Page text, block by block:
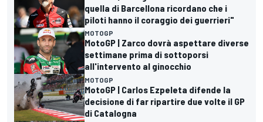
quella di Barcellona ricordano che i
piloti hanno il coraggio dei guerrieri"
MOTOGP
MotoGP | Zarco dovrà aspettare diverse
settimane prima di sottoporsi
all'intervento al ginocchio
MOTOGP
MotoGP | Carlos Ezpeleta difende la
decisione di far ripartire due volte il GP
di Catalogna